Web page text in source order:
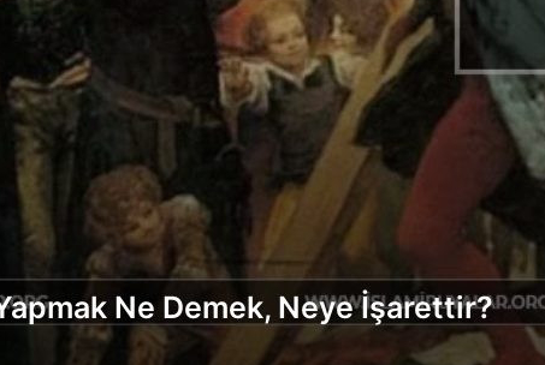
Ne Demek, Neye İşarettir?